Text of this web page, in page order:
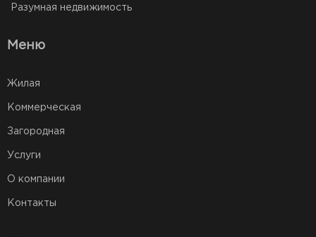
Разумная недвижимость
Меню
Жилая
Коммерческая
Загородная
Услуги
О компании
Контакты